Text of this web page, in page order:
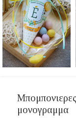
μονογραμμα